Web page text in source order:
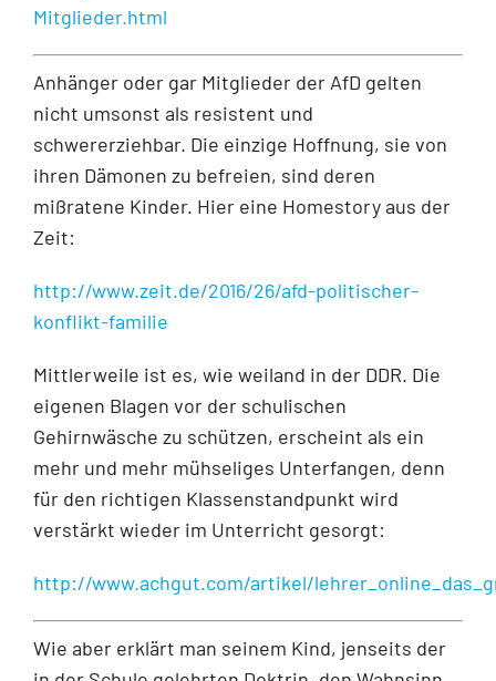
Mitglieder.html
Anhänger oder gar Mitglieder der AfD gelten
nicht umsonst als resistent und
schwererziehbar. Die einzige Hoffnung, sie von
ihren Dämonen zu befreien, sind deren
mißratene Kinder. Hier eine Homestory aus der
Zeit:
http://www.zeit.de/2016/26/afd-politischer-
konflikt-familie
Mittlerweile ist es, wie weiland in der DDR. Die
eigenen Blagen vor der schulischen
Gehirnwäsche zu schützen, erscheint als ein
mehr und mehr mühseliges Unterfangen, denn
für den richtigen Klassenstandpunkt wird
verstärkt wieder im Unterricht gesorgt:
http://www.achgut.com/artikel/
Wie aber erklärt man seinem Kind, jenseits der